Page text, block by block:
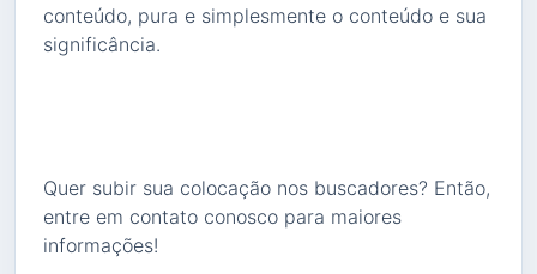
conteúdo, pura e simplesmente o conteúdo e sua
significância.
Quer subir sua colocação nos buscadores? Então,
entre em contato conosco para maiores
informações!